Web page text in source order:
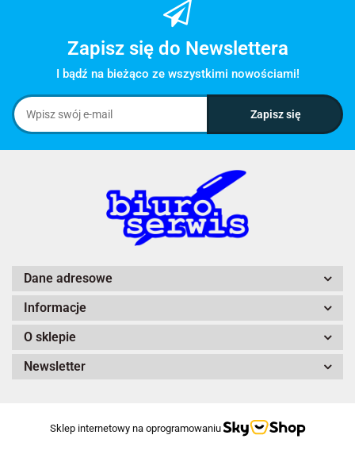
Zapisz się do Newslettera
I bądź na bieżąco ze wszystkimi nowościami!
Dane adresowe
Informacje
O sklepie
Newsletter
Sklep internetowy na oprogramowaniu